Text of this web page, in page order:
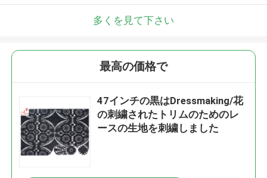
多くを見て下さい
最高の価格で
47インチの黒はDressmaking/花
の刺繍されたトリムのためのレ
ースの生地を刺繍しました